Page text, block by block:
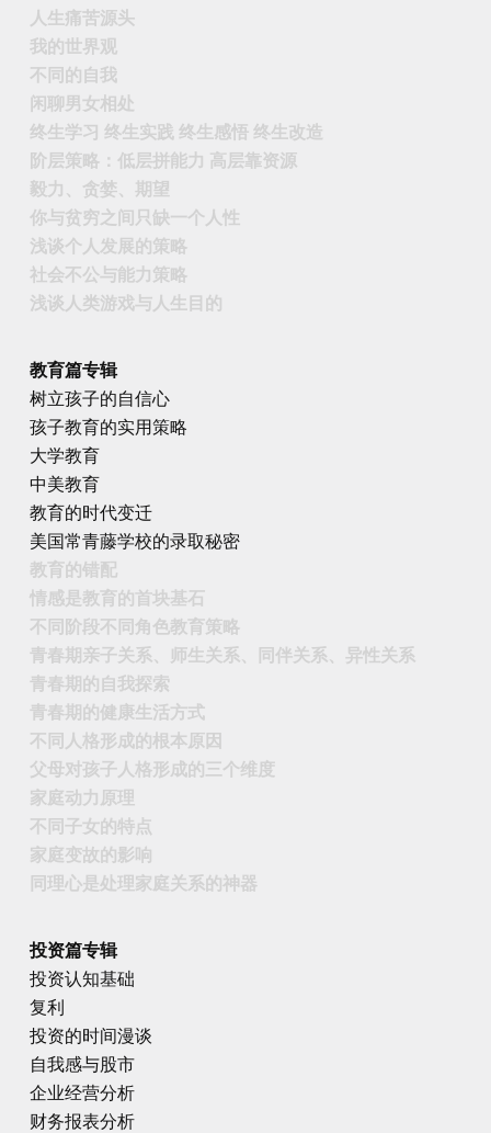
人生痛苦源头
我的世界观
不同的自我
闲聊男女相处
终生学习 终生实践 终生感悟 终生改造
阶层策略：低层拼能力 高层靠资源
毅力、贪婪、期望
你与贫穷之间只缺一个人性
浅谈个人发展的策略
社会不公与能力策略
浅谈人类游戏与人生目的
教育篇专辑
树立孩子的自信心
孩子教育的实用策略
大学教育
中美教育
教育的时代变迁
美国常青藤学校的录取秘密
教育的错配
情感是教育的首块基石
不同阶段不同角色教育策略
青春期亲子关系、师生关系、同伴关系、异性关系
青春期的自我探索
青春期的健康生活方式
不同人格形成的根本原因
父母对孩子人格形成的三个维度
家庭动力原理
不同子女的特点
家庭变故的影响
同理心是处理家庭关系的神器
投资篇专辑
投资认知基础
复利
投资的时间漫谈
自我感与股市
企业经营分析
财务报表分析